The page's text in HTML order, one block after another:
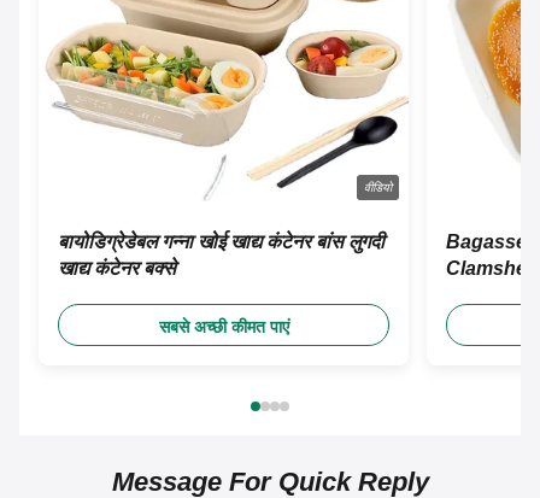
वीडियो
बायोडिग्रेडेबल गन्ना खोई खाद्य कंटेनर बांस लुगदी
खाद्य कंटेनर बक्से
सबसे अच्छी कीमत पाएं
Bagasse
Message For Quick Reply